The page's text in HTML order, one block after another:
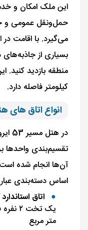
این ملک امکان و
حمل‌و‌نقل عمومی و
می‌گیرد. با اقامت در
بسیاری از
کیلومتر فاصله دارد.
انواع اتاق های هتل
تقسیم‌بندی واحدها
آن‌ها انجام شده
اساس دسته‌بندی
اتاق
متر مربع